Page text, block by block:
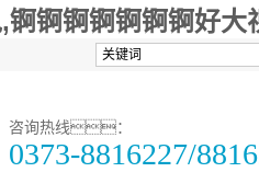
锕锕锕锕锕锕好大
咨询热线：
0373-8816227/